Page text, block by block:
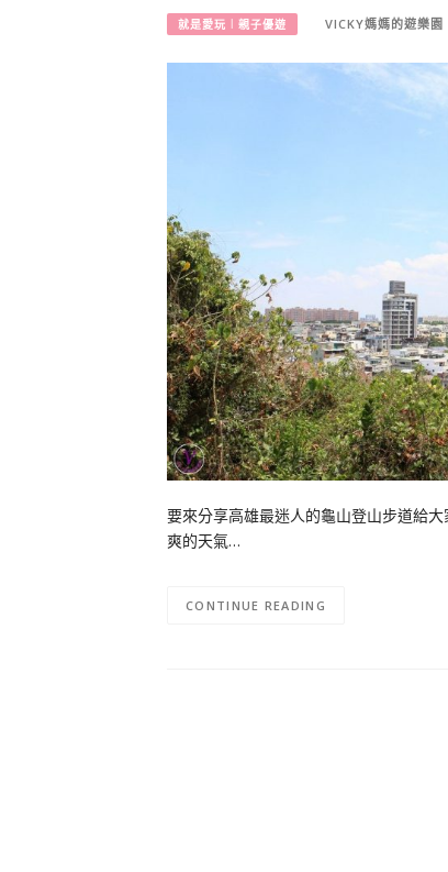
就是愛玩︱親子優遊 VICKY媽媽的遊樂園
要來分享高雄最迷人的龜山登山步道給
爽的天氣…
CONTINUE READING